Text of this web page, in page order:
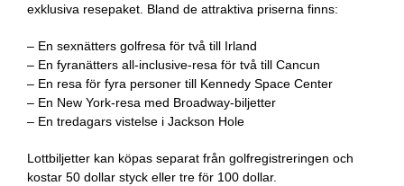
exklusiva resepaket. Bland de attraktiva priserna finns:
– En sexnätters golfresa för två till Irland
– En fyranätters all-inclusive-resa för två till Cancun
– En resa för fyra personer till Kennedy Space Center
– En New York-resa med Broadway-biljetter
– En tredagars vistelse i Jackson Hole
Lottbiljetter kan köpas separat från golfregistreringen och
kostar 50 dollar styck eller tre för 100 dollar.